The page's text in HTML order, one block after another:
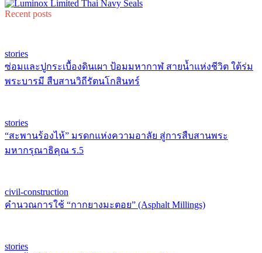
Recent posts
stories
ซ่อมและปูกระเบื้องดินเผา ป้อมมหากาฬ สายน้ำแห่งชีวิต ใต้ร่ม
พระบารมี สืบสานวิถีรัตนโกสินทร์
stories
“สะพานร้องไห้” มรดกแห่งความอาลัย สู่การสืบสานพระ
มหากรุณาธิคุณ ร.5
civil-construction
คำนวณการใช้ “กากยางมะตอย” (Asphalt Millings)
stories